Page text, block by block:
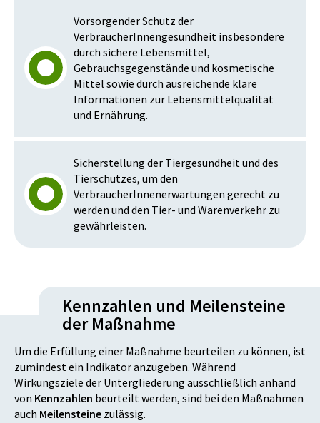
Vorsorgender Schutz der
VerbraucherInnengesundheit insbesondere
durch sichere Lebensmittel,
Gebrauchsgegenstände und kosmetische
Mittel sowie durch ausreichende klare
Informationen zur Lebensmittelqualität
und Ernährung.
Sicherstellung der Tiergesundheit und des
Tierschutzes, um den
VerbraucherInnenerwartungen gerecht zu
werden und den Tier- und Warenverkehr zu
gewährleisten.
Kennzahlen und Meilensteine
der Maßnahme
Um die Erfüllung einer Maßnahme beurteilen zu können, ist
zumindest ein Indikator anzugeben. Während
Wirkungsziele der Untergliederung ausschließlich anhand
von Kennzahlen beurteilt werden, sind bei den Maßnahmen
auch Meilensteine zulässig.